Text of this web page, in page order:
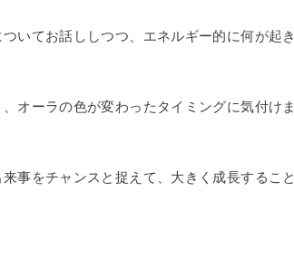
いてお話ししつつ、エネルギー的に何が起き
オーラの色が変わったタイミングに気付けま
事をチャンスと捉えて、大きく成長すること